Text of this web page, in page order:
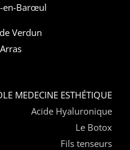
en-Barœul
Verdun
MEDECINE ESTHÉTIQUE
Acide Hyaluronique
Le Botox
Fils tenseurs